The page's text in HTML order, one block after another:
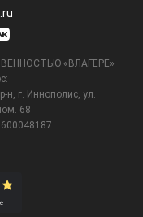
«ВЛАГЕРЕ»
н, г. Иннополис, ул.
68